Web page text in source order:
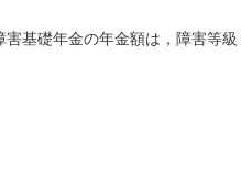
基礎年金の年金額は，障害等